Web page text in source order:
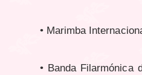
• Marimba
• Banda Filarmónica